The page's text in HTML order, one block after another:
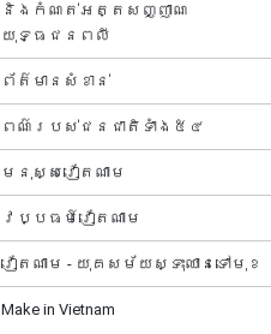
និងកំណត់អត្តសញ្ញាណ
យុទ្ធជនពលី
ព័ត៌មានសំខាន់
ពណ៌របស់ជនជាតិទាំង៥៤
មនុស្សវៀតណាម
វប្បធម៍វៀតណាម
វៀតណាម - យុគសម័យស្ទុះឈានទៅមុខ
Make in Vietnam